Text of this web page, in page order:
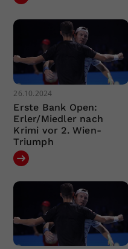
26.10.2024
Erste Bank Open:
Erler/Miedler nach
Krimi vor 2. Wien-
Triumph